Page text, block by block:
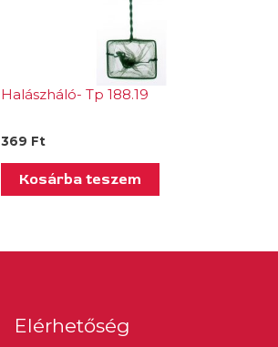
Halászháló- Tp 188.19
369 Ft
Kosárba teszem
Elérhetőség